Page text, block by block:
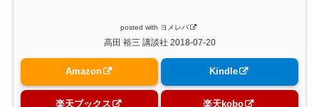
posted with ヨメレバ
高田 裕三 講談社 2018-07-20
Amazon Kindle
楽天ブックス 楽天kobo